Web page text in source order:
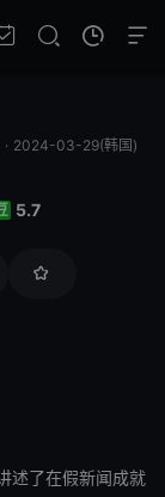
· 2024-03-29(韩国)
5.7
述了在假新闻成就